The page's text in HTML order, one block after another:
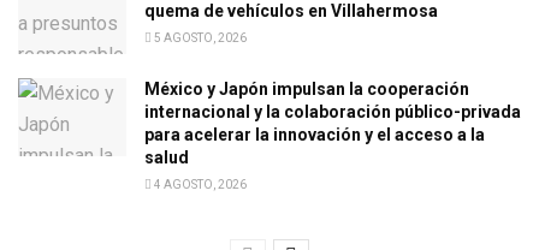
quema de vehículos en Villahermosa
5 AGOSTO, 2026
México y Japón impulsan la cooperación
internacional y la colaboración público-privada
para acelerar la innovación y el acceso a la
salud
4 AGOSTO, 2026